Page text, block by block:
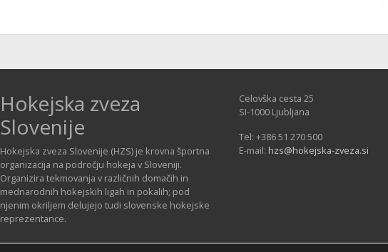
Hokejska zveza
Slovenije
Hokejska zveza Slovenije (HZS) je krovna športna
organizacija na področju hokeja v Sloveniji.
Organizira tekmovanja v različnih domačih in
mednarodnih hokejskih ligah in pokalih; pod
njenim okriljem delujejo tudi slovenske hokejske
reprezentance.
Celovška cesta 25
SI-1000 Ljubljana
Tel: +386 51 270 500
E-mail: hzs@hokejska-zveza.si